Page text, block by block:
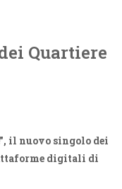
Quartiere
il nuovo singolo dei
digitali di